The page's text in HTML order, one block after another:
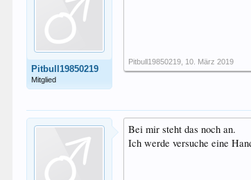
Pitbull19850219
Mitglied
Pitbull19850219 10. März 2019
Bei mir steht das noch an.
Ich werde versuche eine